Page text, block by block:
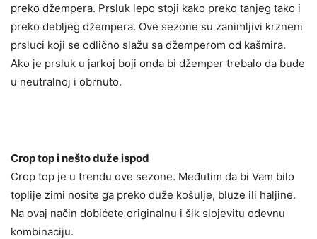
preko džempera. Prsluk lepo stoji kako preko tanjeg tako i
preko debljeg džempera. Ove sezone su zanimljivi krzneni
prsluci koji se odlično slažu sa džemperom od kašmira.
Ako je prsluk u jarkoj boji onda bi džemper trebalo da bude
u neutralnoj i obrnuto.
Crop top i nešto duže ispod
Crop top je u trendu ove sezone. Međutim da bi Vam bilo
toplije zimi nosite ga preko duže košulje, bluze ili haljine.
Na ovaj način dobićete originalnu i šik slojevitu odevnu
kombinaciju.